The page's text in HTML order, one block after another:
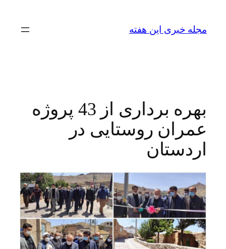
محتوا
مجله خبری این هفته
بهره برداری از 43 پروژه
عمران روستایی در
اردستان